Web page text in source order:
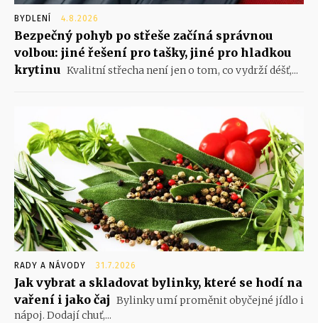
BYDLENÍ 4.8.2026
Bezpečný pohyb po střeše začíná správnou
volbou: jiné řešení pro tašky, jiné pro hladkou
krytinu Kvalitní střecha není jen o tom, co vydrží déšť,...
RADY A NÁVODY 31.7.2026
Jak vybrat a skladovat bylinky, které se hodí na
vaření i jako čaj Bylinky umí proměnit obyčejné jídlo i
nápoj. Dodají chuť,...